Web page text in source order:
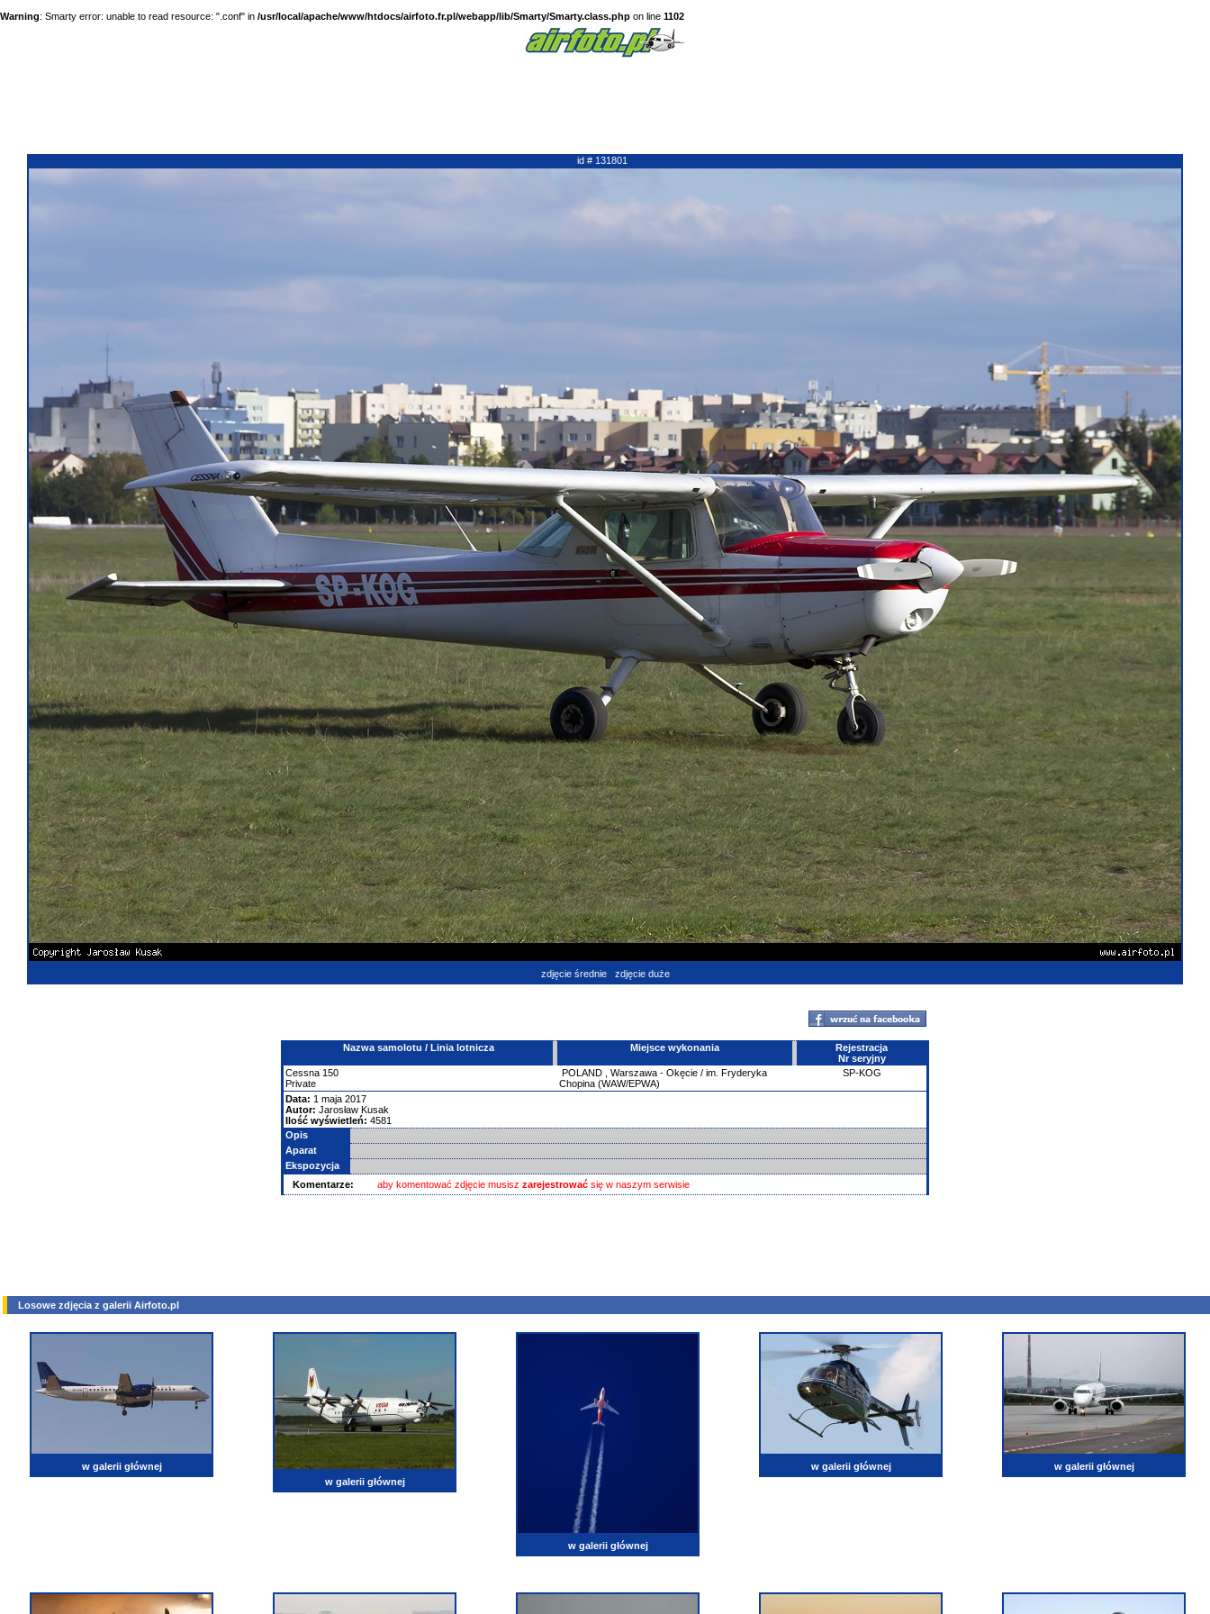
Warning: Smarty error: unable to read resource: ".conf" in /usr/local/apache/www/htdocs/airfoto.fr.pl/webapp/lib/Smarty/Smarty.class.php on line 1102
id # 131801
zdjęcie średnie zdjęcie duże
Nazwa samolotu / Linia lotnicza Miejsce wykonania
Rejestracja
Nr seryjny
Cessna 150
Private
POLAND
Warszawa - Okęcie / im. Fryderyka
Chopina (WAW/EPWA)
SP-KOG
Data: 1 maja 2017
Autor: Jarosław Kusak
Ilość wyświetleń: 4581
Opis
Aparat
Ekspozycja
Komentarze:
aby komentować zdjęcie musisz zarejestrować się w naszym serwisie
Losowe zdjęcia z galerii Airfoto.pl
w galerii głównej
w galerii głównej
w galerii głównej
w galerii głównej w galerii głównej